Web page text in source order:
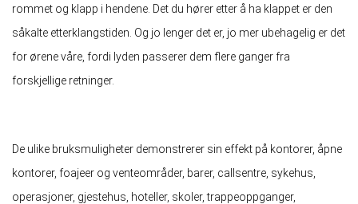
rommet og klapp i hendene. Det du hører etter å ha klappet er den
såkalte etterklangstiden. Og jo lenger det er, jo mer ubehagelig er det
for ørene våre, fordi lyden passerer dem flere ganger fra
forskjellige retninger.
De ulike bruksmuligheter demonstrerer sin effekt på kontorer, åpne
kontorer, foajeer og venteområder, barer, callsentre, sykehus,
operasjoner, gjestehus, hoteller, skoler, trappeoppganger,